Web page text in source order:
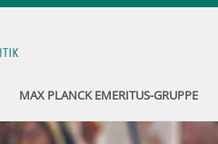
MAX PLANCK EMERITUS-GRUPPE